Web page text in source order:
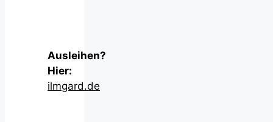
Ausleihen?
Hier:
ilmgard.de